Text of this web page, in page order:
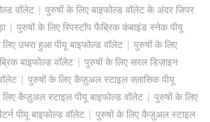
वॉलेट | पुरुषों के लिए बाइफोल्ड वॉलेट के अंदर जिपर
| पुरुषों के लिए रिपस्टॉप फैब्रिक कंबाइंड स्नेक पीयू
उभरा हुआ पीयू बाइफोल्ड वॉलेट | पुरुषों के लिए
बाइफोल्ड वॉलेट | पुरुषों के लिए सरल डिज़ाइन
| पुरुषों के लिए कैज़ुअल स्टाइल क्लासिक पीयू
कैज़ुअल स्टाइल पीयू बाइफोल्ड वॉलेट | पुरुषों के लिए
पीयू बाइफोल्ड वॉलेट | पुरुषों के लिए कैज़ुअल स्टाइल